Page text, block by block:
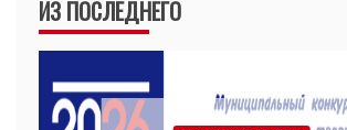
ИЗ ПОСЛЕДНЕГО